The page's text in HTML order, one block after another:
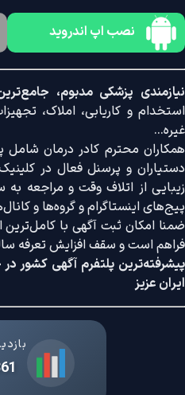
نصب اپ اندروید
نیازمندی پزشکی مدبوم،
استخدام و کاریابی، املاک،
غیره...
همکاران محترم کادر درمان شامل
دستیاران و پرسنل فعال در
زیبایی از اتلاف وقت و مراجعه به
پیج‌های اینستاگرام و گروه‌ها و
ضمنا امکان ثبت آگهی با کامل‌ترین
فراهم است و سقف افزایش تعرفه سالیانه حداکثر
پیشرفته‌ترین پلتفرم آگهی کشور
ایران عزیز